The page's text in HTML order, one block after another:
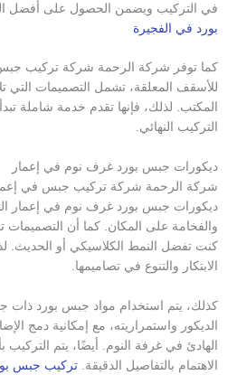
في التركيب ويضمن الحصول على أفضل
بورد في الفجيرة
كما توفر شركة الرحمة شركة تركيب
للأسقف المعلقة، تشمل التصميمات التي
المكتب. لذلك، فإنها تقدم خدمة شاملة
التركيب النهائي.
ديكورات جبس بورد غرف نوم في إعمار
شركة الرحمة شركة تركيب جبس في
ديكورات جبس بورد غرف نوم في إعمار
والفخامة على المكان. كما أن
كنت تفضل النمط الكلاسيكي أو الحديث.
الابتكار والتنوع في تصاميمها.
كذلك، يتم استخدام مواد جبس بورد ذات
الديكور واستمراريته، مع إمكانية دمج
الهادئ في غرفة النوم. أيضًا، يتم التركيب
الاهتمام بالتفاصيل الدقيقة.تركيب جبس